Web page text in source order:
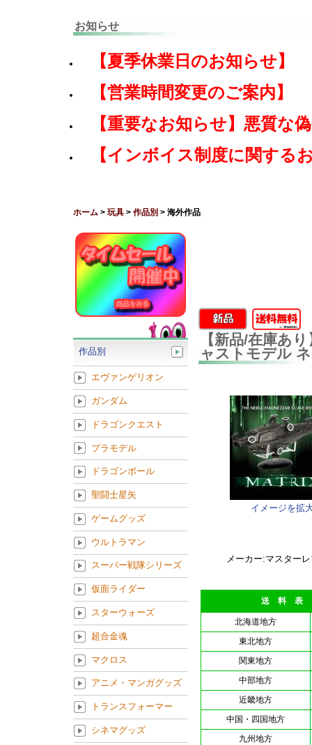
お知らせ
【夏季休業日のお知らせ】
【営業時間変更のご案内】
【重要なお知らせ】悪質な
【インボイス制度に関する
ホーム > 玩具 > 作品別 > 海外作品
【新品/在庫あ
ャストモデル
イメージを拡
メーカー:マスター
送 料 表
北海道地方
東北地方
関東地方
中部地方
近畿地方
中国・四国地方
九州地方
作品別
エヴァンゲリオン
ガンダム
ドラゴンクエスト
プラモデル
ドラゴンボール
聖闘士星矢
ゲームグッズ
ウルトラマン
スーパー戦隊シリーズ
仮面ライダー
スターウォーズ
超合金魂
マクロス
アニメ・マンガグッズ
トランスフォーマー
シネマグッズ